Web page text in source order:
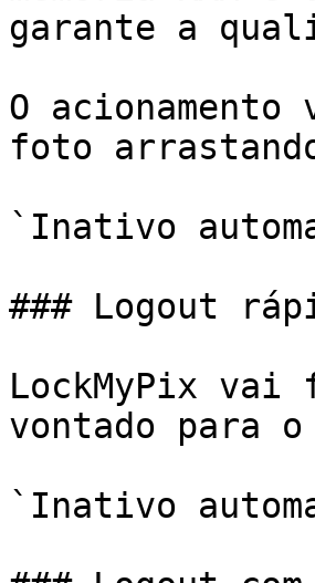
garante a
O
foto
`Inativo
### Logout
LockMyPix vai
vontado para
`Inativo